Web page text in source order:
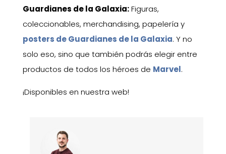
Guardianes de la Galaxia:Figuras,
coleccionables, merchandising, papelería y
posters de Guardianes de la Galaxia. Y no
solo eso, sino que también podrás elegir entre
productos de todos los héroes de Marvel.
¡Disponibles en nuestra web!